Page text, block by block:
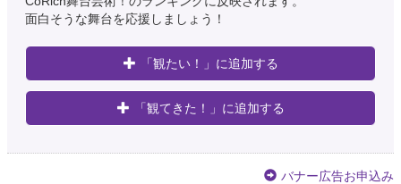
面白そうな舞台を応援しましょう！
「観たい！」に追加する
「観てきた！」に追加する
バナー広告お申込み